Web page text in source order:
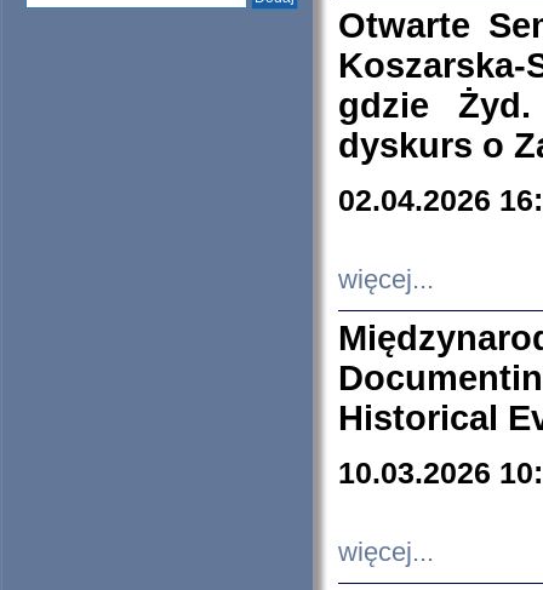
Otwarte
Koszarska-
gdzie
dyskurs o
02.04.2026
więcej...
Historical
10.03.2026
więcej...